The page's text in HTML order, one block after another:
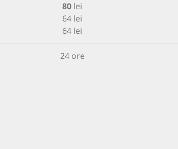
80 lei
64 lei
64 lei
24 ore